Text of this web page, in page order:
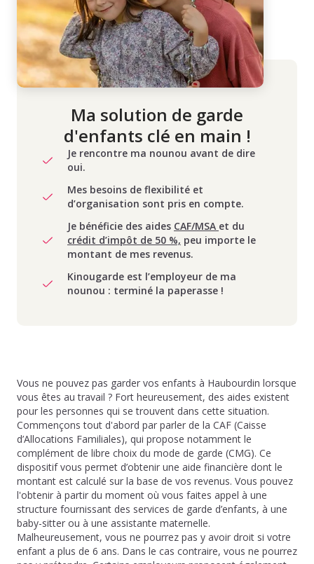
Ma solution de garde
d'enfants clé en main !
Je rencontre ma nounou avant de dire
oui.
Mes besoins de flexibilité et
d’organisation sont pris en compte.
Je bénéficie des aides CAF/MSA et du
crédit d’impôt de 50 %, peu importe le
montant de mes revenus.
Kinougarde est l’employeur de ma
nounou : terminé la paperasse !
Vous ne pouvez pas garder vos enfants à Haubourdin lorsque
vous êtes au travail ? Fort heureusement, des aides existent
pour les personnes qui se trouvent dans cette situation.
Commençons tout d'abord par parler de la CAF (Caisse
d’Allocations Familiales), qui propose notamment le
complément de libre choix du mode de garde (CMG). Ce
dispositif vous permet d’obtenir une aide financière dont le
montant est calculé sur la base de vos revenus. Vous pouvez
l'obtenir à partir du moment où vous faites appel à une
structure fournissant des services de garde d’enfants, à une
baby-sitter ou à une assistante maternelle.
Malheureusement, vous ne pourrez pas y avoir droit si votre
enfant a plus de 6 ans. Dans le cas contraire, vous ne pourrez